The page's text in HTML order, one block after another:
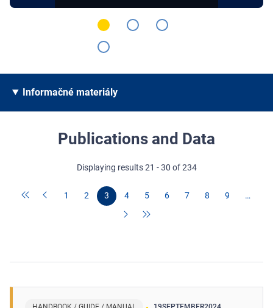
Informačné materiály
Publications and Data
Displaying results 21 - 30 of 234
1 2 3 4 5 6 7 8 9 …